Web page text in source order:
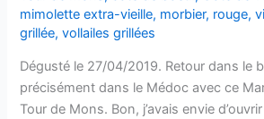
mimolette extra-vieille, morbier, rouge,
grillée,vollailes grillées
Dégusté le 27/04/2019. Retour dans le
précisément dans le Médoc avec ce
Tour de Mons. Bon, j’avais envie